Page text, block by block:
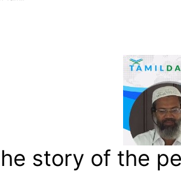
story of the